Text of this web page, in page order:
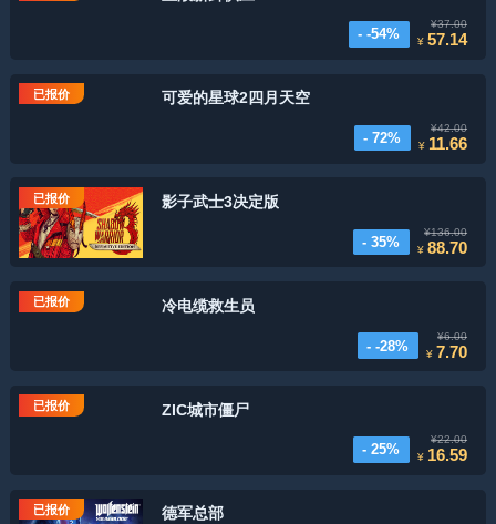
- -54%
¥37.00
¥57.14
已报价 可爱的星球2四月天空
- 72%
¥42.00
¥ 11.66
已报价 影子武士3决定版
- 35%
¥136.00
¥88.70
已报价 冷电缆救生员
- -28%
¥6.00
¥ 7.70
已报价 ZIC城市僵尸
- 25%
¥22.00
¥ 16.59
已报价 德军总部